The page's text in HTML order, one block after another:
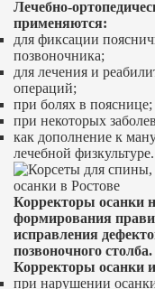
Лечебно-
применяются:
для фиксации
позвоночника;
для лечения и
операций;
при болях в пояснице;
при некоторых
как дополнение к
лечебной физкультуре.
Корректоры осанки
формирования
исправления
позвоночного столба.
Корректоры осанки
при нарушении